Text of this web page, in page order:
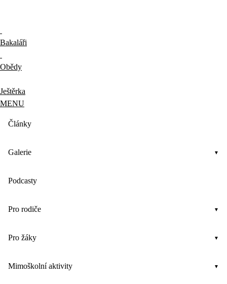
Bakaláři
Obědy
Ještěrka
MENU
Články
Galerie
Podcasty
Pro rodiče
Pro žáky
Mimoškolní aktivity